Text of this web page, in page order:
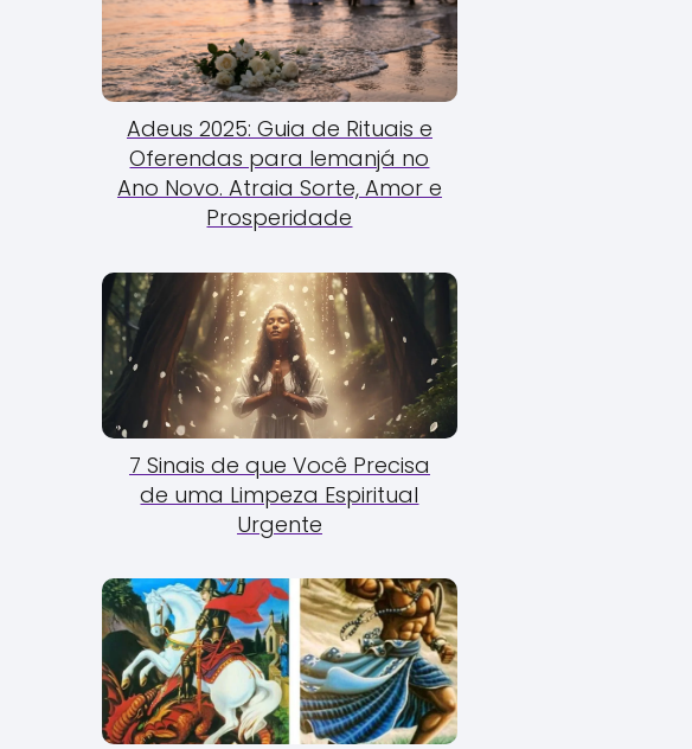
Adeus 2025: Guia de Rituais e
Oferendas para Iemanjá no
Ano Novo. Atraia Sorte, Amor e
Prosperidade
7 Sinais de que Você Precisa
de uma Limpeza Espiritual
Urgente